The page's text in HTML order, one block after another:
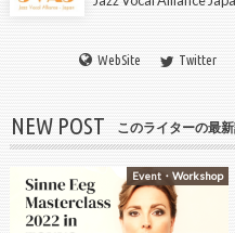
WebSite Twitter
NEW POST このライターの最
Event・Workshop